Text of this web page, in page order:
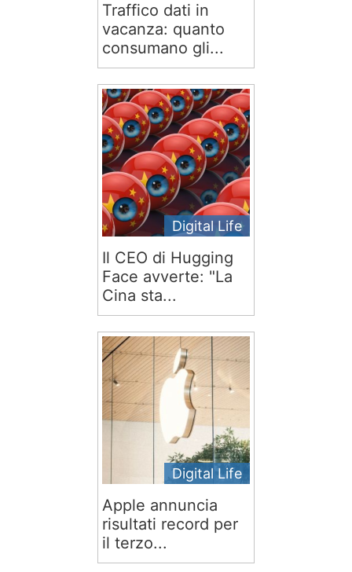
Traffico dati in
vacanza: quanto
consumano gli...
Digital Life
Il CEO di Hugging
Face avverte: "La
Cina sta...
Digital Life
Apple annuncia
risultati record per
il terzo...